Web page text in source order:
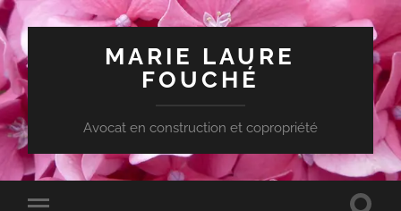
MARIE LAURE
FOUCHÉ
Avocat en construction et copropriété